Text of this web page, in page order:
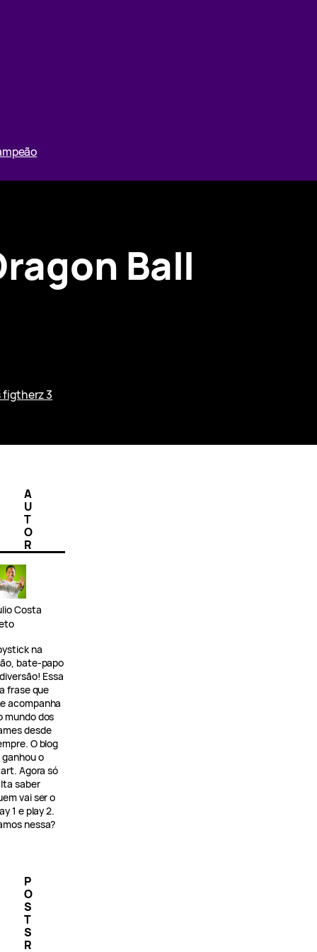
Ball
figtherz 3
A
U
T
O
R
Costa
na
bate-papo
Essa
frase que
acompanha
mundo dos
desde
O blog
ganhou o
Agora só
saber
vai ser o
1 e play 2.
nessa?
P
O
S
T
S
R